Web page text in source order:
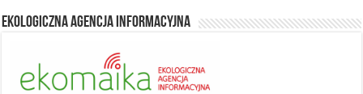
Ekologiczna Agencja Informacyjna